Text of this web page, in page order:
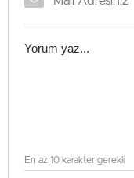
En az 10 karakter gerekli